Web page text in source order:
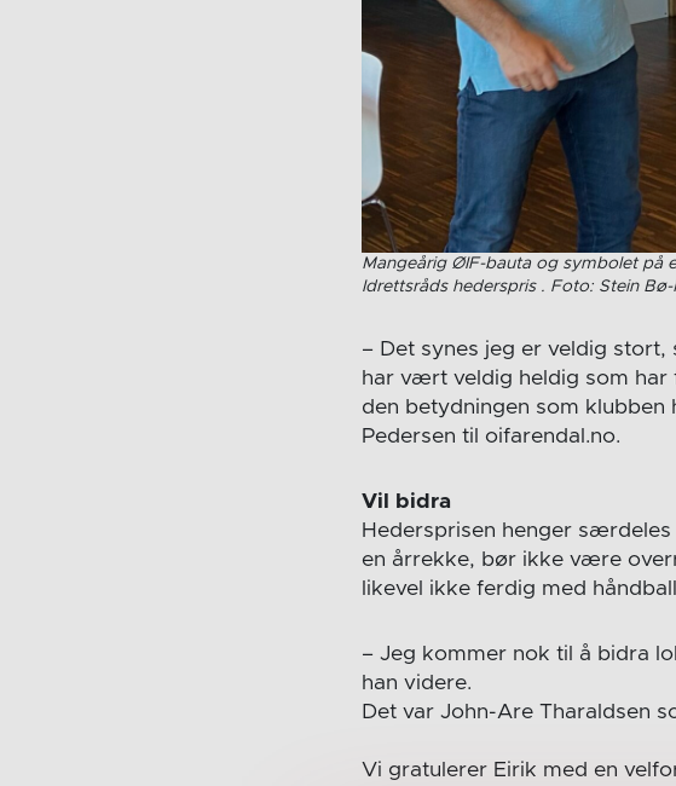
Mangeårig ØIF-bauta og symbolet på
Idrettsråds hederspris . Foto: Stein
– Det synes jeg er veldig
har vært veldig heldig som
den betydningen som
Pedersen til oifarendal.no.
Vil bidra
Hedersprisen henger
en årrekke, bør ikke være
likevel ikke ferdig med
– Jeg kommer nok til å bidra
han videre.
Det var John-Are Tharaldsen
Vi gratulerer Eirik med en